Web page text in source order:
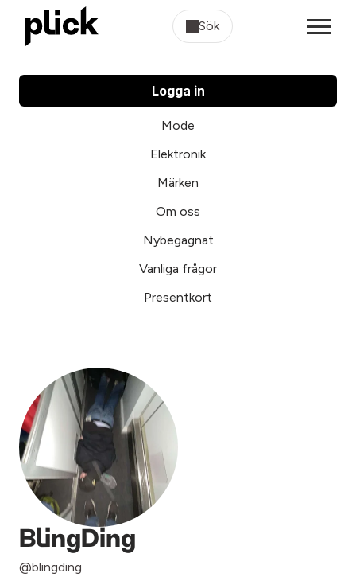
Sök
Logga in
Mode
Elektronik
Märken
Om oss
Nybegagnat
Vanliga frågor
Presentkort
BlingDing
@blingding